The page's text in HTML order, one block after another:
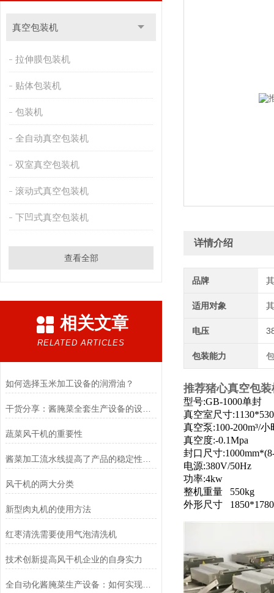
真空包装机
拉伸膜包装机
贴体包装机
包装机
全自动真空包装机
双室真空包装机
滚动式真空包装机
下凹式真空包装机
查看全部
相关文章
RELATED ARTICLES
如何选择玉米加工设备的润滑油？
干货分享：酱腌菜全套生产设备的设计要求
蔬菜风干机的重要性
风干机的两大分类
新型肉丸机的使用方法
红枣清洗需要使用气泡清洗机
技术创新提高风干机企业的自身实力
全自动化酱腌菜生产设备：如何实现规模化与高效生产
详情介绍
品牌
适用对象
电压
包装能力
推荐猪心真空包
型号:GB-1000单封
真空室尺寸
真空泵:100-200m³/小
真空度:-0.1Mpa
封口尺寸
电源:380V/50Hz
功率:4kw
整机重量 550kg
外形尺寸